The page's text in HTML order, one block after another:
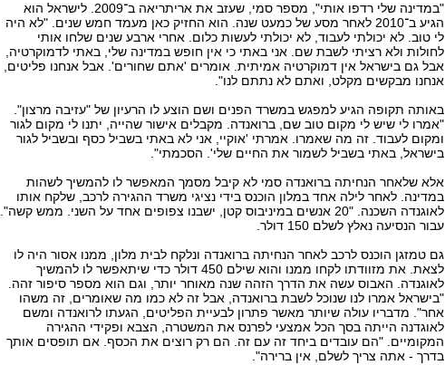
"במדינה שלי רדפו אותי", מספר סמי, שעזב את אריתריאה ב־2009. לישראל הוא
הגיע ב־2010 לאחר מסע של כמעט שנה. הוא החזיק כאן מעמד חמש שנים. "לא היה
לי טוב. לא יכולתי לעבוד, לא יכולתי לעשות כלום. אחרי ארבע שנים שלחו אותי
לחולות ולא רציתי לשבת שם. אני באתי כי אין חופש במדינה שלי, באתי לדמוקרטיה,
אבל גם בישראל אין דמוקרטיה אמיתית. אומרים 'אתם שחורים'. אבל אנחנו פליטים,
אנחנו מבקשים מקלט, ואתם לא נתתם לנו".
באותה תקופה הגיע למפגש במשרד הפנים ושם הוצע לו הרעיון של "עזיבה מרצון".
"אמרו לי שיש לי מקום טוב שם, ברואנדה. מקבלים אישור שהייה, יתנו לי מקום לגור
ומקום לעבוד. זה מה שאמרו. אמרתי 'אוקיי, אני לא באתי בשביל כסף ובשביל לגור
בישראל, באתי בשביל לשמור את החיים שלי'. הסכמתי".
אלא שלאחר הנחיתה ברואנדה סמי לא קיבל מסמך המאפשר לו להמשיך לשהות
במדינה. לאחר לילה אחד במלון הוכנס בידי נציגי משרד ההגירה לרכב, שלקח אותו
לאוגנדה השכנה. "20 אנשים במיניבוס קטן, ישבנו צפופים אחד על השני. ממש קשה".
עבור הנסיעה נאלץ לשלם 150 דולר.
גם טמזגן הוכנס לרכב לאחר הנחיתה ברואנדה ונלקח לבית מלון, ממנו אסור היה לו
לצאת. את מזוודתו לקחו ממנו והוא שילם 450 דולר כדי שיתאפשר לו להמשיך
לאוגנדה. האבוס עשה את הדרך הזהה שנה מאוחר יותר, וגם הוא מספר סיפור זהה.
"בישראל אמרו לנו שנוכל לשבת ברואנדה, אבל זה לא כמו מה שאומרים, זה משהו
אחר". מדבריו עולה שיותר מאשר פתרון לבעיית הפליטים, הגעתו לרואנדה ומשם
לאוגדנה הייתה בסך הכל אמצעי לפרנס את המשטרה, הצבא ופקידי ההגירה
המקומיים. "הם עובדים ביחד זה עם זה. הם רק רוצים את הכסף. אם תופסים אותך
בדרך - אתה צריך לשלם, אין ברירה".